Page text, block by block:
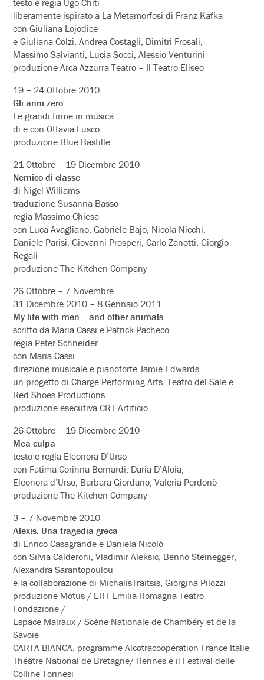
liberamente ispirato a La Metamorfosi di Franz Kafka
con Giuliana Lojodice
e Giuliana Colzi, Andrea Costagli, Dimitri Frosali,
Massimo Salvianti, Lucia Socci, Alessio Venturini
produzione Arca Azzurra Teatro – Il Teatro Eliseo
19 – 24 Ottobre 2010
Gli anni zero
Le grandi firme in musica
di e con Ottavia Fusco
produzione Blue Bastille
21 Ottobre – 19 Dicembre 2010
Nemico di classe
di Nigel Williams
traduzione Susanna Basso
regia Massimo Chiesa
con Luca Avagliano, Gabriele Bajo, Nicola Nicchi,
Daniele Parisi, Giovanni Prosperi, Carlo Zanotti, Giorgio
Regali
produzione The Kitchen Company
26 Ottobre – 7 Novembre
31 Dicembre 2010 – 8 Gennaio 2011
My life with men… and other animals
scritto da Maria Cassi e Patrick Pacheco
regia Peter Schneider
con Maria Cassi
direzione musicale e pianoforte Jamie Edwards
un progetto di Charge Performing Arts, Teatro del Sale e
Red Shoes Productions
produzione esecutiva CRT Artificio
26 Ottobre – 19 Dicembre 2010
Mea culpa
testo e regia Eleonora D’Urso
con Fatima Corinna Bernardi, Daria D’Aloia,
Eleonora d’Urso, Barbara Giordano, Valeria Perdonò
produzione The Kitchen Company
3 – 7 Novembre 2010
Alexis. Una tragedia greca
di Enrico Casagrande e Daniela Nicolò
con Silvia Calderoni, Vladimir Aleksic, Benno Steinegger,
Alexandra Sarantopoulou
e la collaborazione di MichalisTraitsis, Giorgina Pilozzi
produzione Motus / ERT Emilia Romagna Teatro
Fondazione /
Espace Malraux / Scène Nationale de Chambéry et de la
Savoie
CARTA BIANCA, programme Alcotracoopération France Italie
Théâtre National de Bretagne/ Rennes e il Festival delle
Colline Torinesi